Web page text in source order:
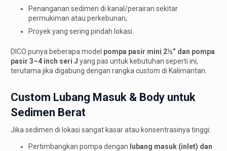
Penanganan sedimen di kanal/perairan sekitar
permukiman atau perkebunan,
Proyek yang sering pindah lokasi.
DICO punya beberapa model pompa pasir mini 2½” dan pompa
pasir 3–4 inch seri J yang pas untuk kebutuhan seperti ini,
terutama jika digabung dengan rangka custom di Kalimantan.
Custom Lubang Masuk & Body untuk
Sedimen Berat
Jika sedimen di lokasi sangat kasar atau konsentrasinya tinggi:
Pertimbangkan pompa dengan lubang masuk (inlet) dan